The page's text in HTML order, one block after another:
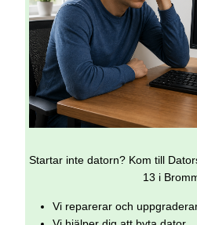
Startar inte datorn? Kom till
13 i
Vi reparerar och